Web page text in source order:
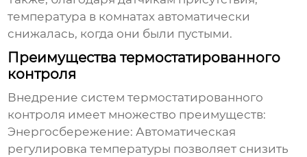
температура в комнатах автоматически
снижалась, когда они были пустыми.
Преимущества термостатированного
контроля
Внедрение системтермостатированного
контроля имеет множество преимуществ:
Энергосбережение: Автоматическая
регулировка температуры позволяет снизить